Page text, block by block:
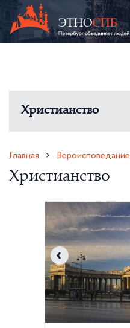
Христианство
Главная Вероисповедание
Христианство